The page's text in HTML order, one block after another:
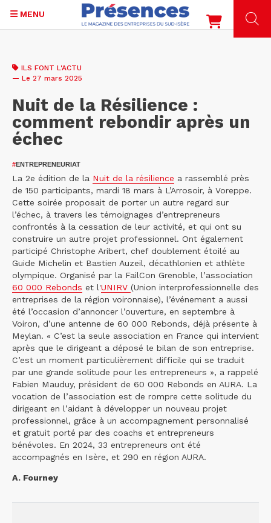
contenu
MENU
ILS FONT L'ACTU
— Le 27 mars 2025
Nuit de la Résilience :
comment rebondir après un
échec
#ENTREPRENEURIAT
La 2e édition de la Nuit de la résilience a rassemblé près
de 150 participants, mardi 18 mars à L’Arrosoir, à Voreppe.
Cette soirée proposait de porter un autre regard sur
l’échec, à travers les témoignages d’entrepreneurs
confrontés à la cessation de leur activité, et qui ont su
construire un autre projet professionnel. Ont également
participé Christophe Aribert, chef doublement étoilé au
Guide Michelin et Bastien Auzeil, décathlonien et athlète
olympique. Organisé par la FailCon Grenoble, l’association
60 000 Rebonds et l'UNIRV (Union interprofessionnelle des
entreprises de la région voironnaise), l’événement a aussi
été l’occasion d’annoncer l’ouverture, en septembre à
Voiron, d’une antenne de 60 000 Rebonds, déjà présente à
Meylan. « C’est la seule association en France qui intervient
après que le dirigeant a déposé le bilan de son entreprise.
C’est un moment particulièrement difficile qui se traduit
par une grande solitude pour les entrepreneurs », a rappelé
Fabien Mauduy, président de 60 000 Rebonds en AURA. La
vocation de l’association est de rompre cette solitude du
dirigeant en l’aidant à développer un nouveau projet
professionnel, grâce à un accompagnement personnalisé
et gratuit porté par des coachs et entrepreneurs
bénévoles. En 2024, 33 entrepreneurs ont été
accompagnés en Isère, et 290 en région AURA.
A. Fourney